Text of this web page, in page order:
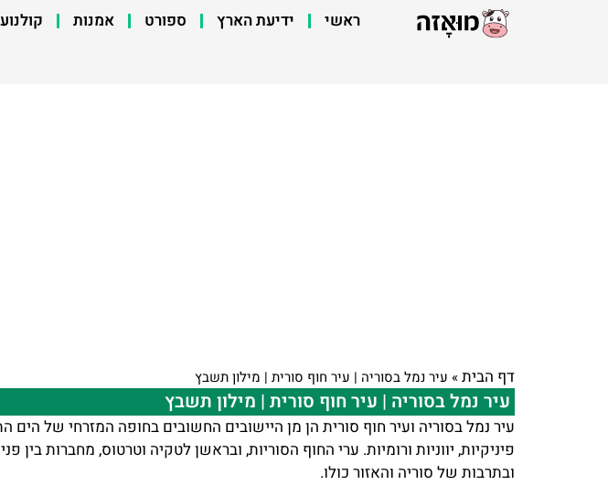
ראשי ידיעת הארץ ספורט אמנות
דף הבית» עיר נמל בסוריה | עיר חוף סורית | מילון תשבץ
עיר נמל בסוריה | עיר חוף סורית | מילון תשבץ
עיר נמל בסוריה ועיר חוף סורית הן מן היישובים החשובים בחופה המזרחי של
פיניקיות, יווניות ורומיות. ערי החוף הסוריות, ובראשן לטקיה וטרטוס, מחברות
ובתרבות של סוריה והאזור כולו.